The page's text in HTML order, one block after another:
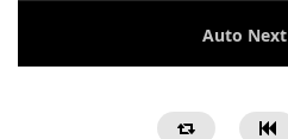
Auto Next